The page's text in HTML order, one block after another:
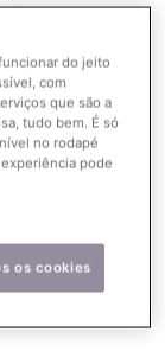
R$ 20,00sem
...
do jeito
com
que são a
tudo bem. É só
no rodapé
pode
os cookies